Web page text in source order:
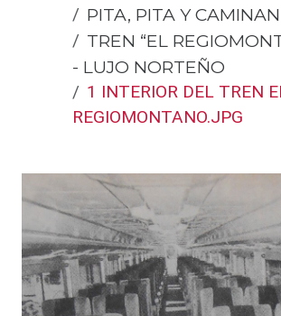
PITA, PITA Y
TREN “EL
- LUJO NORTEÑO
1 INTERIOR DEL TREN
REGIOMONTANO.JPG